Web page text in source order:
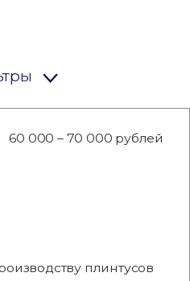
60 000 – 70 000 рублей
плинтусов